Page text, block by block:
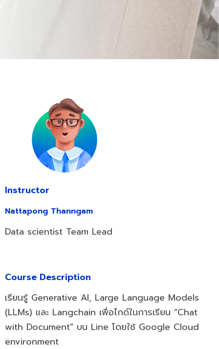
Instructor
Nattapong Thanngam
Data scientist Team Lead
Course Description
เรียนรู้ Generative AI, Large Language Models
(LLMs) และ Langchain เพื่อไกด์ในการเรียน “Chat
with Document” บน Line โดยใช้ Google Cloud
environment